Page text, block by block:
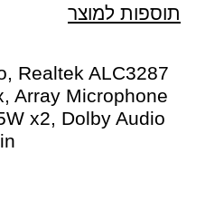
תוספות למוצר
Realtek ALC3287
Array Microphone
x2, Dolby Audio